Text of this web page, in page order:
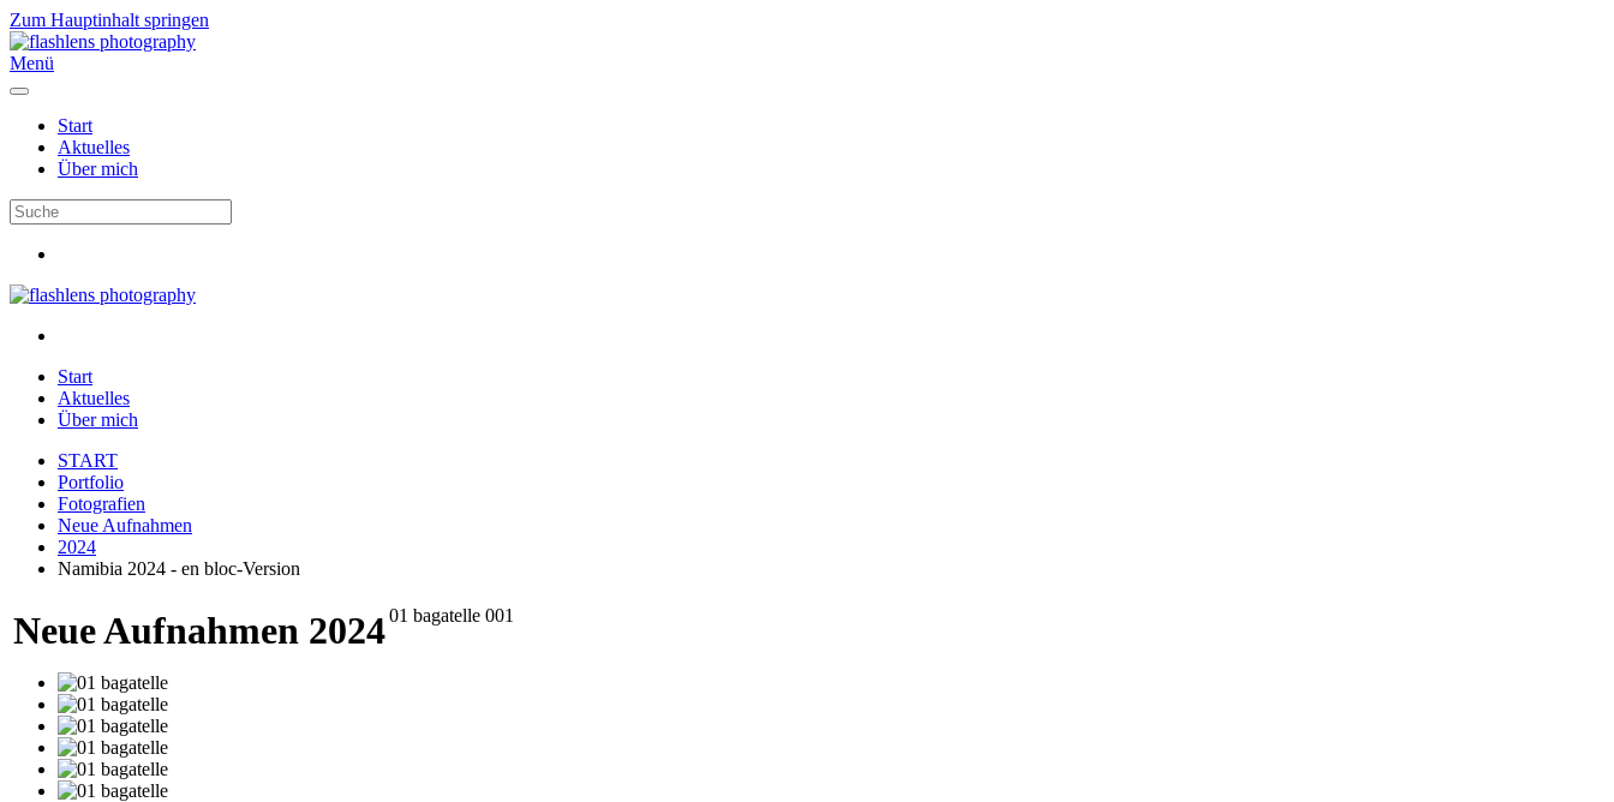
Zum Hauptinhalt springen
Menü
Start
Aktuelles
Über mich
Start
Aktuelles
Über mich
START
Portfolio
Fotografien
Neue Aufnahmen
2024
Namibia 2024 - en bloc-Version
Neue Aufnahmen 202401 bagatelle 001